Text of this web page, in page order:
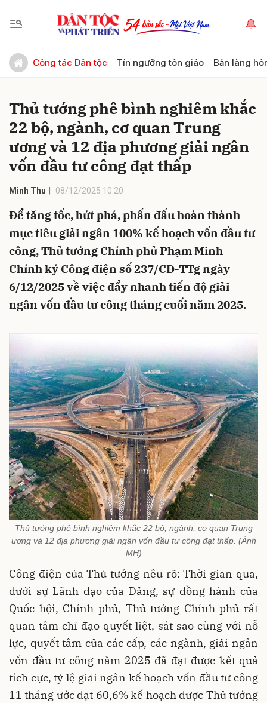
Công tác Dân tộc Tín ngưỡng tôn giáo Bản làng
Thủ tướng phê bình nghiêm khắc
22 bộ, ngành, cơ quan Trung
ương và 12 địa phương giải ngân
vốn đầu tư công đạt thấp
Minh Thu 08/12/2025 10:20
Để tăng tốc, bứt phá, phấn đấu hoàn thành
mục tiêu giải ngân 100% kế hoạch vốn đầu tư
công, Thủ tướng Chính phủ Phạm Minh
Chính ký Công điện số 237/CĐ-TTg ngày
6/12/2025 về việc đẩy nhanh tiến độ giải
ngân vốn đầu tư công tháng cuối năm 2025.
Thủ tướng phê bình nghiêm khắc 22 bộ, ngành, cơ quan Trung
ương và 12 địa phương giải ngân vốn đầu tư công đạt thấp. (Ảnh
MH)
Công điện của Thủ tướng nêu rõ: Thời gian qua,
dưới sự Lãnh đạo của Đảng, sự đồng hành của
Quốc hội, Chính phủ, Thủ tướng Chính phủ rất
quan tâm chỉ đạo quyết liệt, sát sao cùng với nỗ
lực, quyết tâm của các cấp, các ngành, giải ngân
vốn đầu tư công năm 2025 đã đạt được kết quả
tích cực, tỷ lệ giải ngân kế hoạch vốn đầu tư công
11 tháng ước đạt 60,6% kế hoạch được Thủ tướng
Gửi bình luận